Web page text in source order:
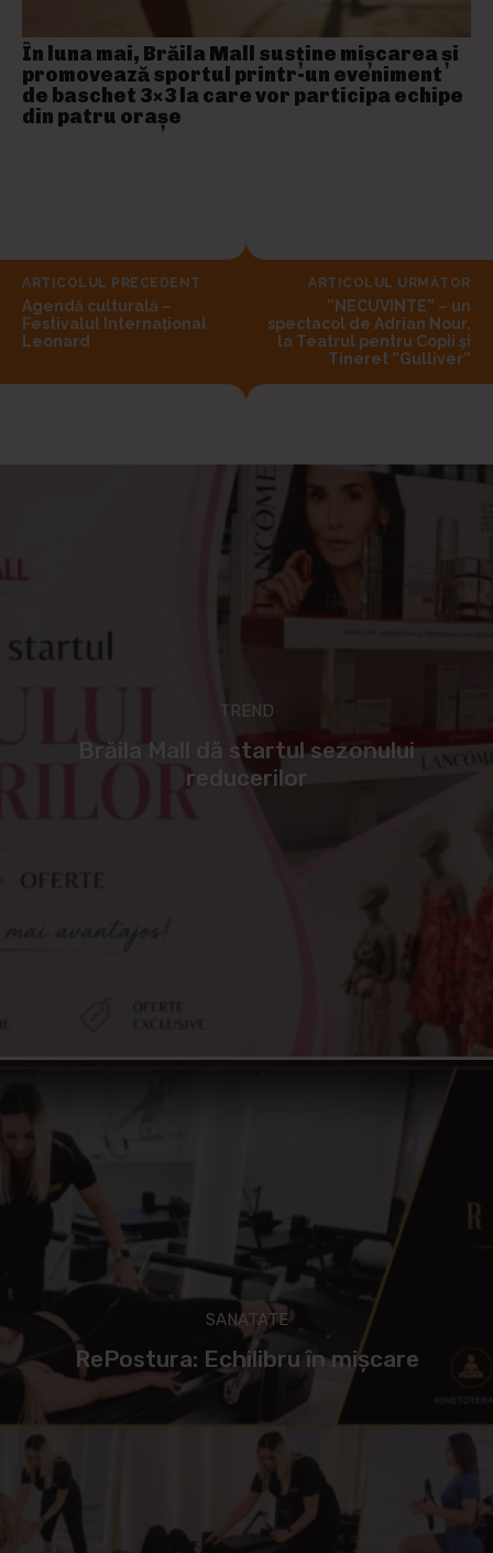
În luna mai, Brăila Mall susține mişcarea și
promovează sportul printr-un eveniment
de baschet 3×3 la care vor participa echipe
din patru orașe
ARTICOLUL PRECEDENT
Agendă culturală –
Festivalul Internațional
Leonard
ARTICOLUL URMĂTOR
”NECUVINTE” – un
spectacol de Adrian Nour,
la Teatrul pentru Copii și
Tineret ”Gulliver”
TREND
Brăila Mall dă startul sezonului
reducerilor
SANATATE
RePostura: Echilibru în mișcare